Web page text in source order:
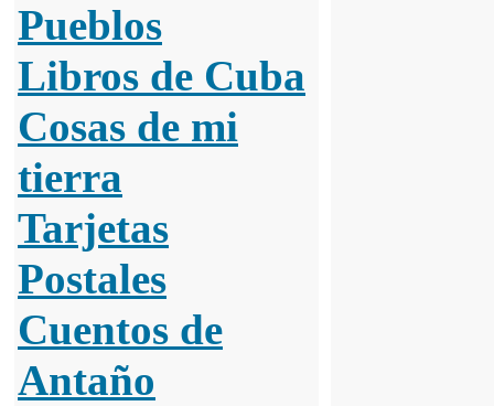
Pueblos
Libros de Cuba
Cosas de mi
tierra
Tarjetas
Postales
Cuentos de
Antaño